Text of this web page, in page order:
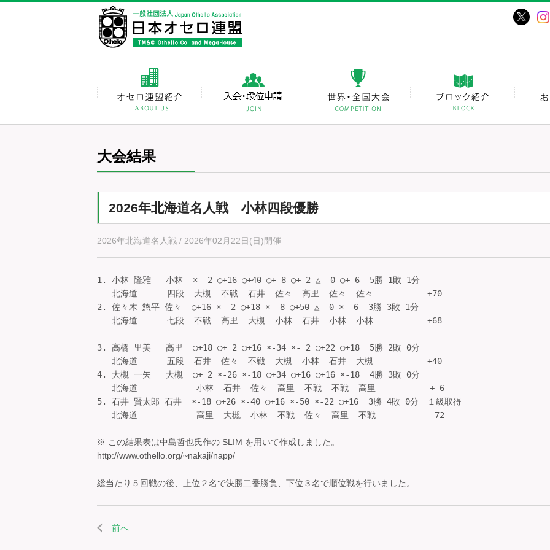
大会結果
2026年北海道名人戦 小林四段優勝
2026年北海道名人戦 / 2026年02月22日(日)開催
1. 小林 隆雅   小林  ×- 2 ○+16 ○+40 ○+ 8 ○+ 2 △  0 ○+ 6  5勝 1敗 1分
   北海道      四段  大槻  不戦  石井  佐々  高里  佐々  佐々           +70
2. 佐々木 惣平 佐々  ○+16 ×- 2 ○+18 ×- 8 ○+50 △  0 ×- 6  3勝 3敗 1分
   北海道      七段  不戦  高里  大槻  小林  石井  小林  小林           +68
-----------------------------------------------------------------------------
3. 高橋 里美   高里  ○+18 ○+ 2 ○+16 ×-34 ×- 2 ○+22 ○+18  5勝 2敗 0分
   北海道      五段  石井  佐々  不戦  大槻  小林  石井  大槻           +40
4. 大槻 一矢   大槻  ○+ 2 ×-26 ×-18 ○+34 ○+16 ○+16 ×-18  4勝 3敗 0分
   北海道            小林  石井  佐々  高里  不戦  不戦  高里           + 6
5. 石井 賢太郎 石井  ×-18 ○+26 ×-40 ○+16 ×-50 ×-22 ○+16  3勝 4敗 0分　１級取得
   北海道            高里  大槻  小林  不戦  佐々  高里  不戦           -72
※ この結果表は中島哲也氏作の SLIM を用いて作成しました。
http://www.othello.org/~nakaji/napp/
総当たり５回戦の後、上位２名で決勝二番勝負、下位３名で順位戦を行いました。
前へ